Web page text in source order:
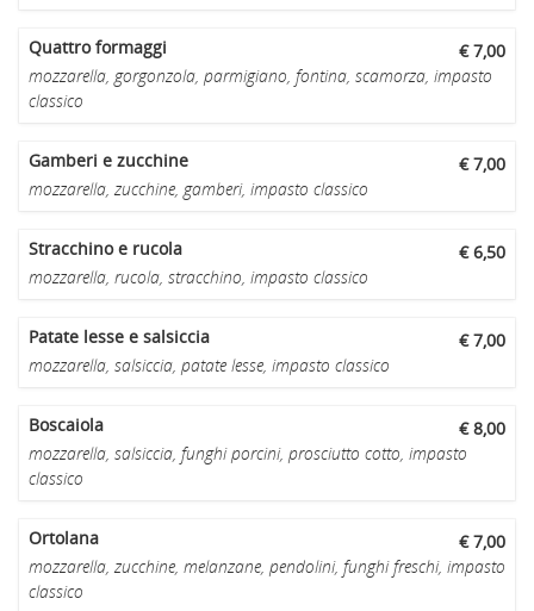
Quattro formaggi
€ 7,00
mozzarella, gorgonzola, parmigiano, fontina, scamorza, impasto
classico
Gamberi e zucchine
€ 7,00
mozzarella, zucchine, gamberi, impasto classico
Stracchino e rucola
€ 6,50
mozzarella, rucola, stracchino, impasto classico
Patate lesse e salsiccia
€ 7,00
mozzarella, salsiccia, patate lesse, impasto classico
Boscaiola
€ 8,00
mozzarella, salsiccia, funghi porcini, prosciutto cotto, impasto
classico
Ortolana
€ 7,00
mozzarella, zucchine, melanzane, pendolini, funghi freschi, impasto
classico